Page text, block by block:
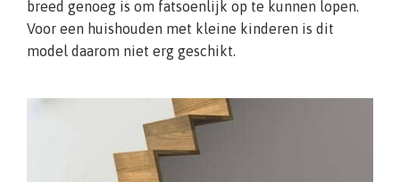
breed genoeg is om fatsoenlijk op te kunnen lopen.
Voor een huishouden met kleine kinderen is dit
model daarom niet erg geschikt.